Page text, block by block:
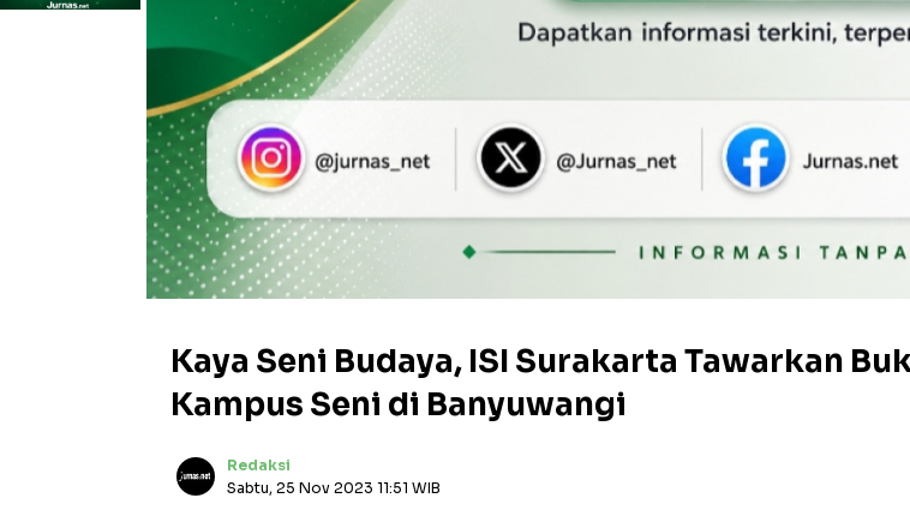
Kaya Seni Budaya, ISI Surakarta Tawarkan
Kampus Seni di Banyuwangi
Redaksi
Sabtu, 25 Nov 2023 11:51 WIB